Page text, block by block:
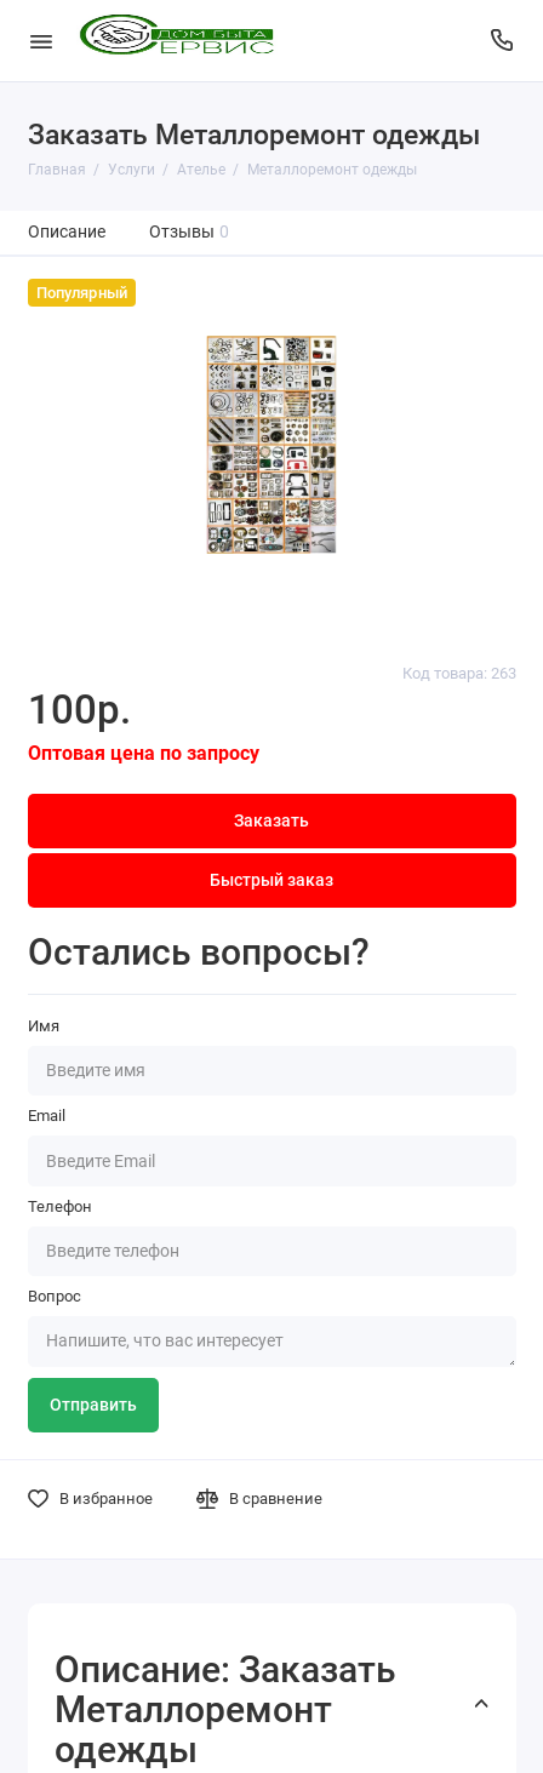
Заказать Металлоремонт одежды
Главная Услуги Ателье Металлоремонт одежды
Описание Отзывы 0
Популярный
Код товара: 263
100р.
Оптовая цена по запросу
Заказать
Быстрый заказ
Остались вопросы?
Имя
Email
Телефон
Вопрос
Отправить
В избранное В сравнение
Описание: Заказать
Металлоремонт
одежды